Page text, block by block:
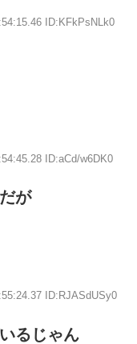
ID:KFkPsNLk0
ID:aCd/w6DK0
が
ID:RJASdUSy0
るじゃん